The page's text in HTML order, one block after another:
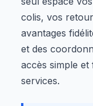
colis, vos
avantages
et des
accès simple et
services.